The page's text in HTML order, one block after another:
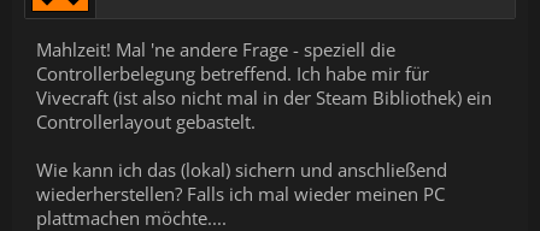
Mahlzeit! Mal 'ne andere Frage - speziell die
Controllerbelegung betreffend. Ich habe mir für
Vivecraft (ist also nicht mal in der Steam Bibliothek) ein
Controllerlayout gebastelt.
Wie kann ich das (lokal) sichern und anschließend
wiederherstellen? Falls ich mal wieder meinen PC
plattmachen möchte....